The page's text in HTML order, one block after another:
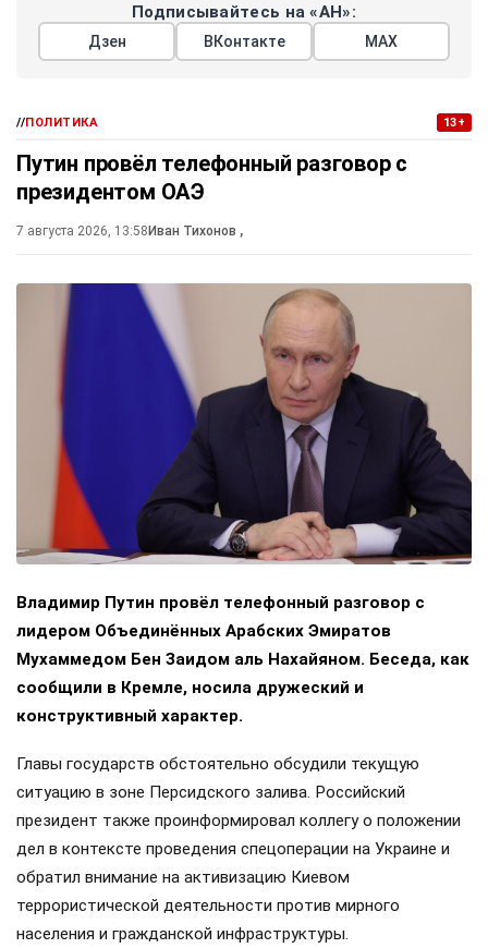
Подписывайтесь на «АН»:
Дзен ВКонтакте МАХ
//ПОЛИТИКА 13+
Путин провёл телефонный разговор с
президентом ОАЭ
7 августа 2026, 13:58Иван Тихонов ,
Владимир Путин провёл телефонный разговор с
лидером Объединённых Арабских Эмиратов
Мухаммедом Бен Заидом аль Нахайяном. Беседа, как
сообщили в Кремле, носила дружеский и
конструктивный характер.
Главы государств обстоятельно обсудили текущую
ситуацию в зоне Персидского залива. Российский
президент также проинформировал коллегу о положении
дел в контексте проведения спецоперации на Украине и
обратил внимание на активизацию Киевом
террористической деятельности против мирного
населения и гражданской инфраструктуры.